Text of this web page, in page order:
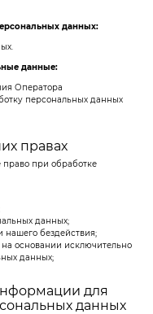
данных:
данные:
Оператора
персональных данных
правах
право при обработке
данных;
бездействия;
основании исключительно
данных;
для
данных